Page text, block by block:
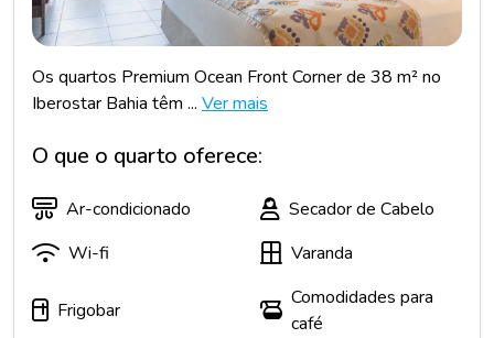
Os quartos Premium Ocean Front Corner de 38 m² no
Iberostar Bahia têm ... Ver mais
O que o quarto oferece:
Ar-condicionado
Secador de Cabelo
Wi-fi
Varanda
Frigobar
Comodidades para
café